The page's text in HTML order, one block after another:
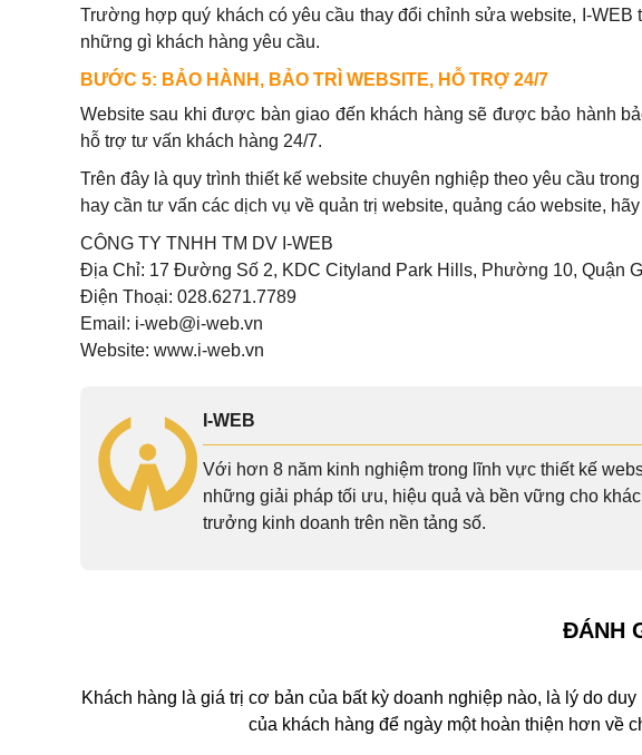
Trường hợp quý khách có yêu cầu thay đổi chỉnh sửa website, I-
những gì khách hàng yêu cầu.
BƯỚC 5: BẢO HÀNH, BẢO TRÌ WEBSITE, HỖ TRỢ 24/7
Website sau khi được bàn giao đến khách hàng sẽ được bảo hành
hỗ trợ tư vấn khách hàng 24/7.
Trên đây là quy trình thiết kế website chuyên nghiệp theo yêu cầu
hay cần tư vấn các dịch vụ về quản trị website, quảng cáo website,
CÔNG TY TNHH TM DV I-WEB
Địa Chỉ: 17 Đường Số 2, KDC Cityland Park Hills, Phường 10, Quận
Điện Thoại: 028.6271.7789
Email: i-web@i-web.vn
Website: www.i-web.vn
I-WEB
Với hơn 8 năm kinh nghiệm trong lĩnh vực thiết kế
những giải pháp tối ưu, hiệu quả và bền vững cho
trưởng kinh doanh trên nền tảng số.
ĐÁNH
Khách hàng là giá trị cơ bản của bất kỳ doanh nghiệp nào, là lý do
của khách hàng để ngày một hoàn thiện hơn về